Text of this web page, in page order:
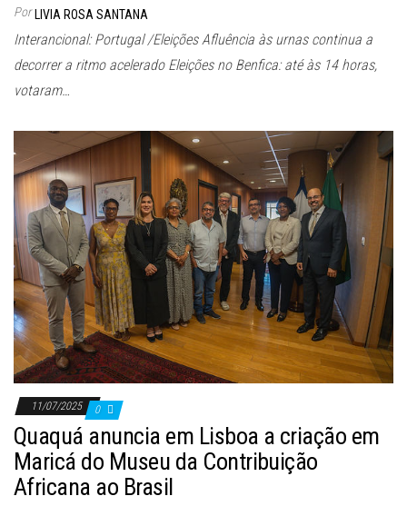
Por LIVIA ROSA SANTANA
Interancional: Portugal /Eleições Afluência às urnas continua a
decorrer a ritmo acelerado Eleições no Benfica: até às 14 horas,
votaram…
11/07/2025 0
Quaquá anuncia em Lisboa a criação em
Maricá do Museu da Contribuição
Africana ao Brasil